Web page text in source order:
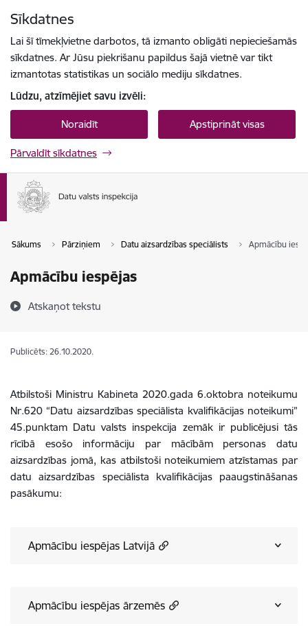
Sīkdatnes
Lai šī tīmekļvietne darbotos, tā izmanto obligāti nepieciešamās
sīkdatnes. Ar Jūsu piekrišanu papildus šajā vietnē var tikt
izmantotas statistikas un sociālo mediju sīkdatnes.
Lūdzu, atzīmējiet savu izvēli:
Noraidīt Apstiprināt visas
Pārvaldīt sīkdatnes
Sākums Pārziņiem Datu aizsardzības speciālists Apmācību
Apmācību iespējas
Atskaņot tekstu
Publicēts: 26.10.2020.
Atbilstoši Ministru Kabineta 2020.gada 6.oktobra noteikumu
Nr.620 “Datu aizsardzības speciālista kvalifikācijas noteikumi”
45.punktam Datu valsts inspekcija zemāk ir publicējusi tās
rīcībā esošo informāciju par mācībām personas datu
aizsardzības jomā, kas atbilstoši noteikumiem atzīstamas par
datu aizsardzības speciālista kvalifikācijas paaugstināšanas
pasākumu:
Apmācību iespējas Latvijā
Apmācību iespējas ārzemēs